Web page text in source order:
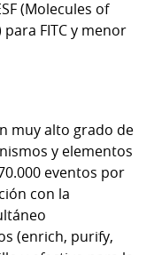
(Molecules of
FITC y menor
muy alto grado de
y elementos
eventos por
con la
(enrich, purify,